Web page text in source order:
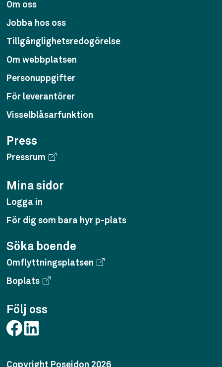
Om oss
Jobba hos oss
Tillgänglighetsredogörelse
Om webbplatsen
Personuppgifter
För leverantörer
Visselblåsarfunktion
Press
Pressrum
Mina sidor
Logga in
För dig som bara hyr p-plats
Söka boende
Omflyttningsplatsen
Boplats
Följ oss
Copyright Poseidon 2026